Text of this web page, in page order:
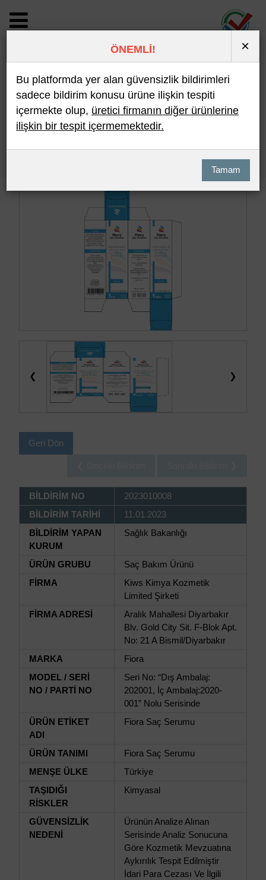
BİLDİRİM DETAYI
Son 10 Bildirim En Çok İncelenen
❮ ❯
Geri Dön
BİLDİRİM NO
2023010008
BİLDİRİM TARİHİ
11.01.2023
BİLDİRİM YAPAN
KURUM
Sağlık Bakanlığı
ÜRÜN GRUBU
Saç Bakım Ürünü
FİRMA
Kiws Kimya Kozmetik
Limited Şirketi
FİRMA ADRESİ
Aralık Mahallesi Diyarbakır
Blv. Gold City Sit. F-Blok Apt.
No: 21 A Bismil/Diyarbakır
MARKA
Fiora
MODEL / SERİ
NO / PARTİ NO
Seri No: “Dış Ambalaj:
202001, İç Ambalaj:2020-
001” Nolu Serisinde
ÜRÜN ETİKET
ADI
Fiora Saç Serumu
ÜRÜN TANIMI
Fiora Saç Serumu
MENŞE ÜLKE
Türkiye
TAŞIDIĞI
RİSKLER
Kimyasal
GÜVENSİZLİK
NEDENİ
Ürünün Analize Alınan
Serisinde Analiz Sonucuna
Göre Kozmetik Mevzuatına
Aykırılık Tespit Edilmiştir
İdari Para Cezası Ve İlgili
ÖNEMLİ! ×
Bu platformda yer alan güvensizlik bildirimleri
sadece bildirim konusu ürüne ilişkin tespiti
içermekte olup, üretici firmanın diğer ürünlerine
ilişkin bir tespit içermemektedir.
Tamam